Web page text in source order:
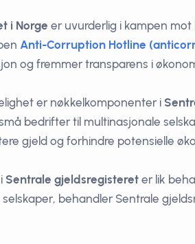
i Norge er uvurderlig i kampen
Anti-Corruption Hotline
og fremmer transparens i
er nøkkelkomponenter i
bedrifter til multinasjonale
gjeld og forhindre potensielle
Sentrale gjeldsregistereter lik
behandler Sentrale